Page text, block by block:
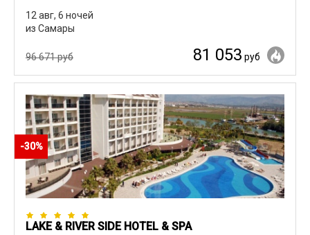
12 авг, 6 ночей
из Самары
96 671 руб 81 053 руб
-30%
LAKE & RIVER SIDE HOTEL & SPA